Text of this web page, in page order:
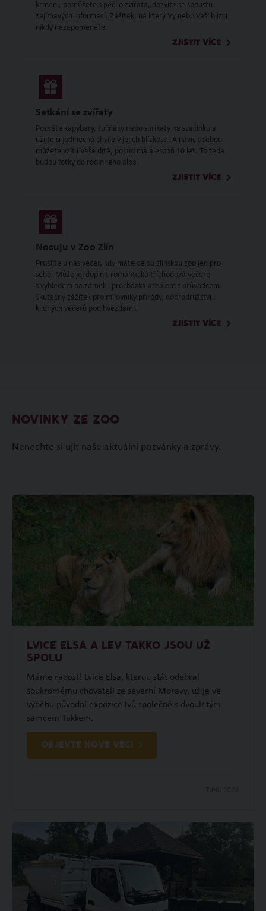
krmení, pomůžete s péčí o zvířata, dozvíte se spoustu
zajímavých informací. Zážitek, na který Vy nebo Vaši blízcí
nikdy nezapomenete.
ZJISTIT VÍCE
Setkání se zvířaty
Pozvěte kapybary, tučňáky nebo surikaty na svačinku a
užijte si jedinečné chvíle v jejich blízkosti. A navíc s sebou
můžete vzít i Vaše dítě, pokud má alespoň 10 let. To teda
budou fotky do rodinného alba!
ZJISTIT VÍCE
Nocuju v Zoo Zlín
Prožijte u nás večer, kdy máte celou zlínskou zoo jen pro
sebe. Může jej doplnit romantická tříchodová večeře
s výhledem na zámek i procházka areálem s průvodcem.
Skutečný zážitek pro milovníky přírody, dobrodružství i
klidných večerů pod hvězdami.
ZJISTIT VÍCE
NOVINKY ZE ZOO
Nenechte si ujít naše aktuální pozvánky a zprávy.
LVICE ELSA A LEV TAKKO JSOU UŽ
SPOLU
Máme radost! Lvice Elsa, kterou stát odebral
soukromému chovateli ze severní Moravy, už je ve
výběhu původní expozice lvů společně s dvouletým
samcem Takkem.
OBJEVTE NOVÉ VĚCI